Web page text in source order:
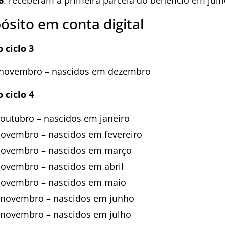
em conta digital
ciclo 3
– nascidos em dezembro
ciclo 4
– nascidos em janeiro
– nascidos em fevereiro
– nascidos em março
– nascidos em abril
– nascidos em maio
– nascidos em junho
– nascidos em julho